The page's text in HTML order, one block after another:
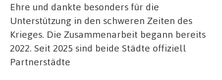
Ehre und dankte besonders für die
Unterstützung in den schweren Zeiten des
Krieges. Die Zusammenarbeit begann bereits
2022. Seit 2025 sind beide Städte offiziell
Partnerstädte